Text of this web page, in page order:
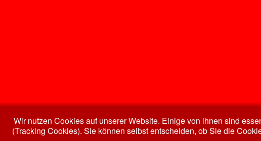
Wir nutzen Cookies auf unserer Website. Einige von ihnen sind
(Tracking Cookies). Sie können selbst entscheiden, ob Sie die